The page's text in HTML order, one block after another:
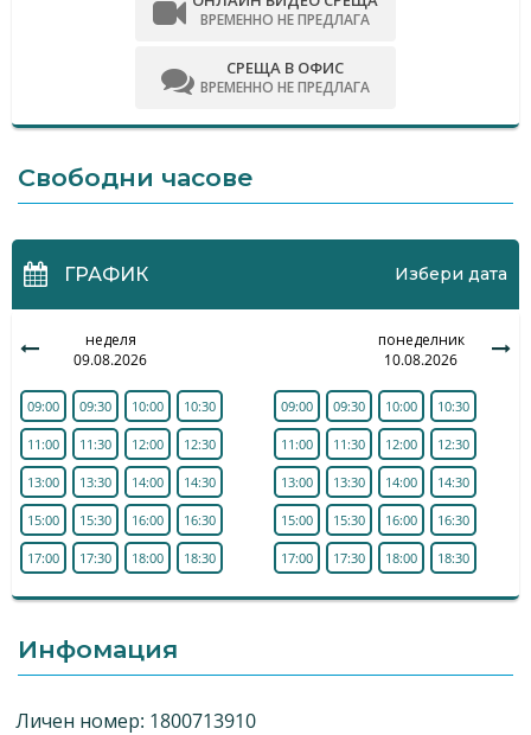
ВРЕМЕННО НЕ ПРЕДЛАГА
СРЕЩА В ОФИС
ВРЕМЕННО НЕ ПРЕДЛАГА
Свободни часове
ГРАФИК Избери дата
неделя
09.08.2026
09:00 09:30 10:00 10:30
11:00 11:30 12:00 12:30
13:00 13:30 14:00 14:30
15:00 15:30 16:00 16:30
17:00 17:30 18:00 18:30
понеделник
10.08.2026
09:00 09:30 10:00 10:30
11:00 11:30 12:00 12:30
13:00 13:30 14:00 14:30
15:00 15:30 16:00 16:30
17:00 17:30 18:00 18:30
Инфомация
Личен номер: 1800713910